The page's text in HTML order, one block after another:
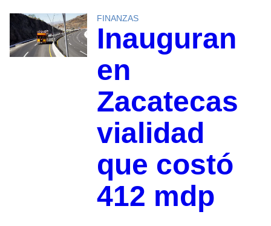
FINANZAS
Inauguran
en
Zacatecas
vialidad
que costó
412 mdp